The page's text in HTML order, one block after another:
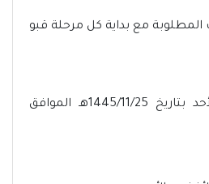
مع بداية كل مرحلة قبو
- - يبدأ التقديم يوم الأحد بتاريخ 1445/11/25هـ الموافق